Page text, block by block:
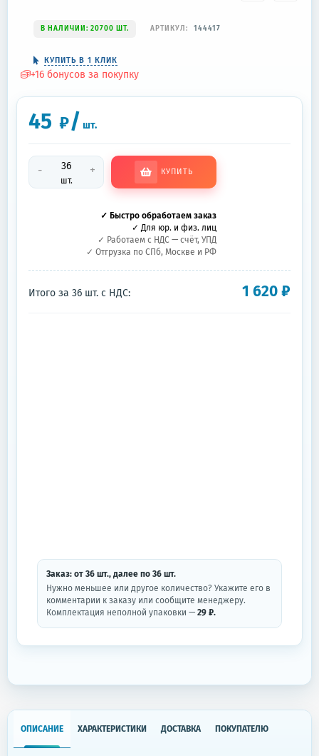
В НАЛИЧИИ: 20700 ШТ. АРТИКУЛ: 144417
КУПИТЬ В 1 КЛИК
+16 бонусов за покупку
45 ₽/ шт.
-
шт.
+ КУПИТЬ
✓ Быстро обработаем заказ
✓ Для юр. и физ. лиц
✓ Работаем с НДС — счёт, УПД
✓ Отгрузка по СПб, Москве и РФ
Итого за 36 шт. с НДС: 1 620₽
Заказ: от 36 шт., далее по 36 шт.
Нужно меньшее или другое количество? Укажите его в
комментарии к заказу или сообщите менеджеру.
Комплектация неполной упаковки — 29 ₽.
ОПИСАНИЕ ХАРАКТЕРИСТИКИ ДОСТАВКА ПОКУПАТЕЛЮ